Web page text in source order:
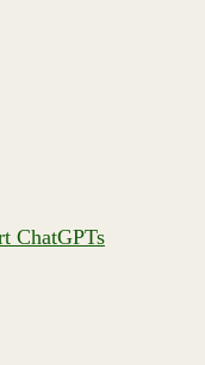
ChatGPTs